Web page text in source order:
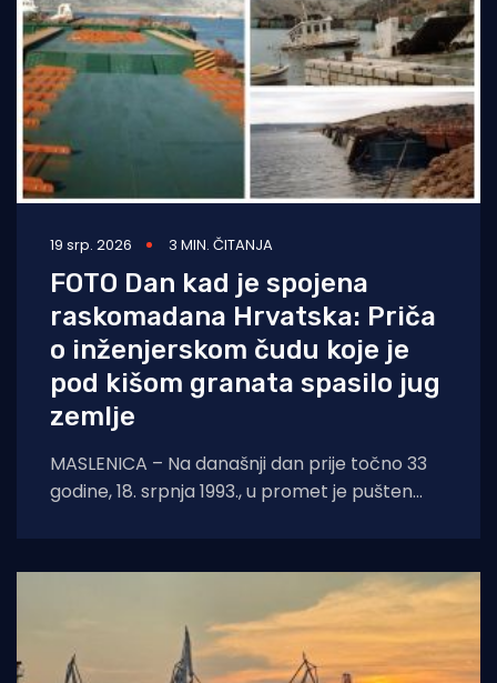
19 srp. 2026 3 MIN. ČITANJA
FOTO Dan kad je spojena
raskomadana Hrvatska: Priča
o inženjerskom čudu koje je
pod kišom granata spasilo jug
zemlje
MASLENICA – Na današnji dan prije točno 33
godine, 18. srpnja 1993., u promet je pušten